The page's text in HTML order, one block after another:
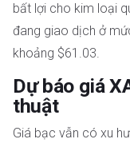
bất lợi cho kim loại
đang giao dịch ở
khoảng $61.03.
Dự báo giá
thuật
Giá bạc vẫn có xu